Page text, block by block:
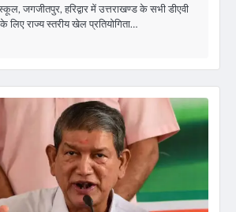
जगजीतपुर, हरिद्वार में उत्तराखण्ड के सभी डीएवी
के लिए राज्य स्तरीय खेल प्रतियोगिता…